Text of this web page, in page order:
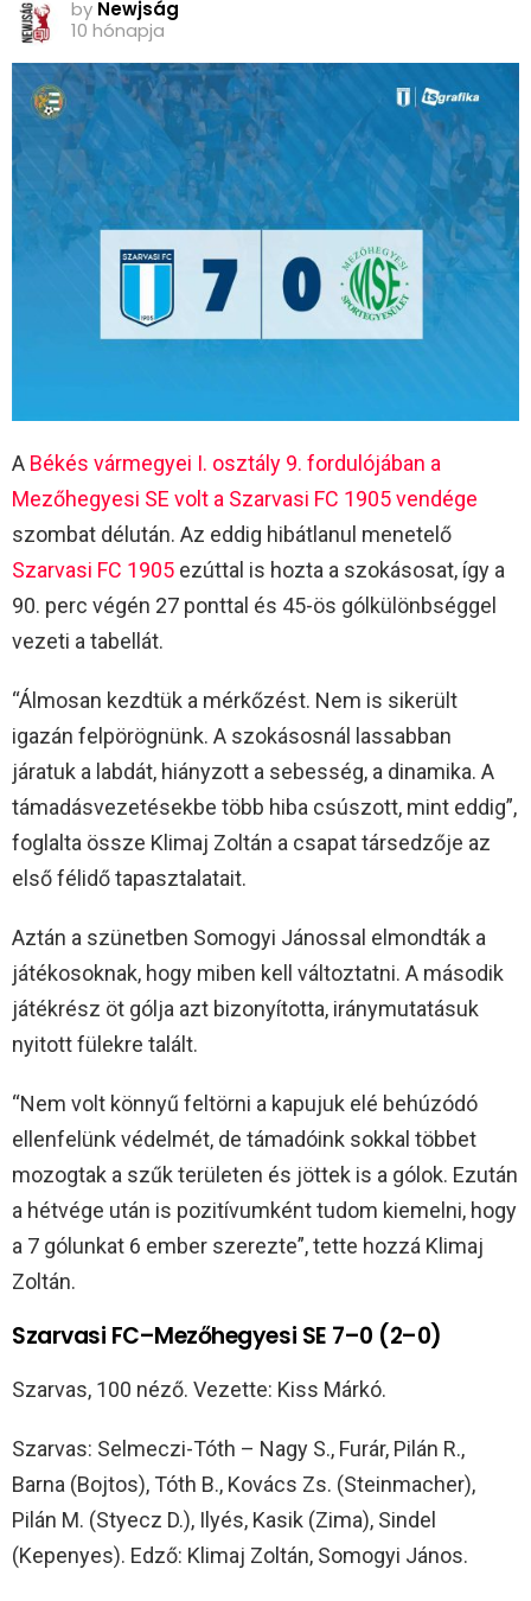
by Newjság
10 hónapja
A Békés vármegyei I. osztály 9. fordulójában a
Mezőhegyesi SE volt a Szarvasi FC 1905 vendége
szombat délután. Az eddig hibátlanul menetelő
Szarvasi FC 1905 ezúttal is hozta a szokásosat, így a
90. perc végén 27 ponttal és 45-ös gólkülönbséggel
vezeti a tabellát.
“Álmosan kezdtük a mérkőzést. Nem is sikerült
igazán felpörögnünk. A szokásosnál lassabban
járatuk a labdát, hiányzott a sebesség, a dinamika. A
támadásvezetésekbe több hiba csúszott, mint eddig”,
foglalta össze Klimaj Zoltán a csapat társedzője az
első félidő tapasztalatait.
Aztán a szünetben Somogyi Jánossal elmondták a
játékosoknak, hogy miben kell változtatni. A második
játékrész öt gólja azt bizonyította, iránymutatásuk
nyitott fülekre talált.
“Nem volt könnyű feltörni a kapujuk elé behúzódó
ellenfelünk védelmét, de támadóink sokkal többet
mozogtak a szűk területen és jöttek is a gólok. Ezután
a hétvége után is pozitívumként tudom kiemelni, hogy
a 7 gólunkat 6 ember szerezte”, tette hozzá Klimaj
Zoltán.
Szarvasi FC–Mezőhegyesi SE 7–0 (2–0)
Szarvas, 100 néző. Vezette: Kiss Márkó.
Szarvas: Selmeczi-Tóth – Nagy S., Furár, Pilán R.,
Barna (Bojtos), Tóth B., Kovács Zs. (Steinmacher),
Pilán M. (Styecz D.), Ilyés, Kasik (Zima), Sindel
(Kepenyes). Edző: Klimaj Zoltán, Somogyi János.